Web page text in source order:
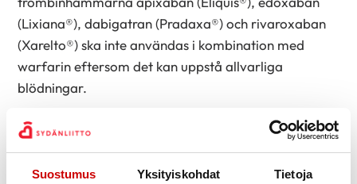
Suostumus Yksityiskohdat Tietoja
(Lixiana®), dabigatran (Pradaxa®) och rivaroxaban
(Xarelto®) ska inte användas i kombination med
warfarin eftersom det kan uppstå allvarliga
blödningar.
Effekten av warfarin förstärks av till exempel
clopidogrel, prasugrel, tikagrelor
antiinflammatoriska medel, bland annat